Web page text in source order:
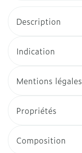
Description
Indication
Mentions légales
Propriétés
Composition